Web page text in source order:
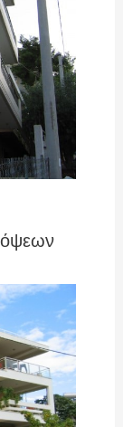
όψεων